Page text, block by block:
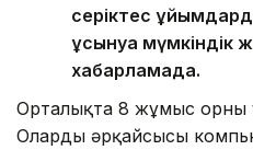
серіктес
ұсынуға мүмкіндік
хабарламада.
Орталықта 8 жұмыс орны
Олардың әрқайсысы